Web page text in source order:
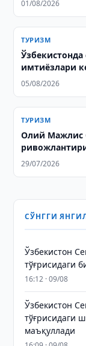
01/08/2026
ТУРИЗМ
Ўзбекистонда
имтиёзлари
05/08/2026
ТУРИЗМ
Олий Мажлис
қилди
29/07/2026
СЎНГГИ
Ўзбекистон
тўғрисидаги
16:12 · 09/08
Ўзбекистон
тўғрисидаги
маъқуллади